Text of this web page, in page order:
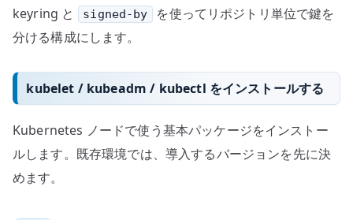
keyring と
signed-by
を使ってリポジトリ単位で鍵を
分ける構成にします。
kubelet / kubeadm / kubectl をインストールする
Kubernetes ノードで使う基本パッケージをインストー
ルします。既存環境では、導入するバージョンを先に決
めます。